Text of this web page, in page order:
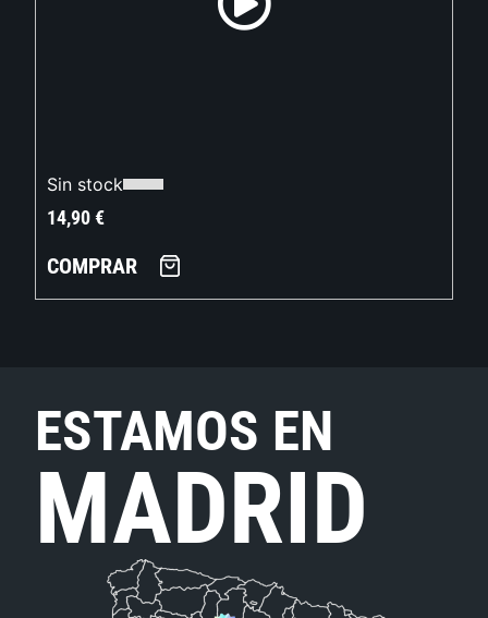
Sin stock
14,90€
COMPRAR
ESTAMOS EN
MADRID